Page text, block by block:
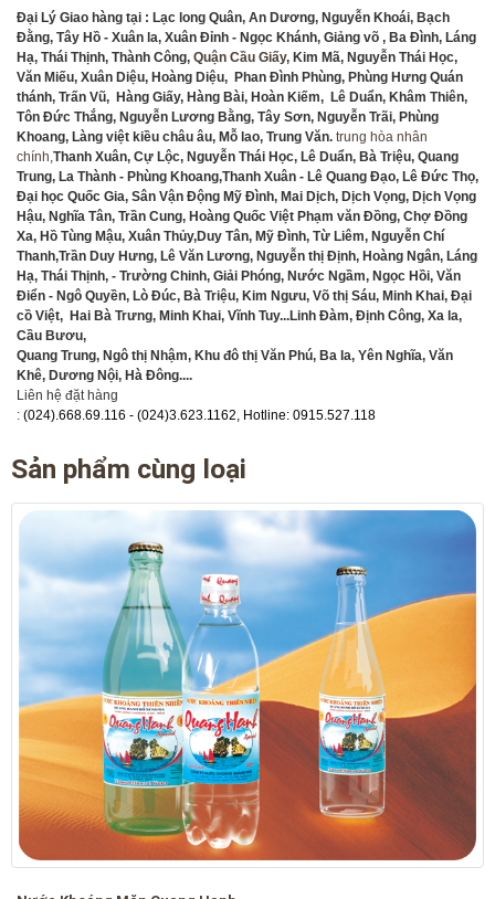
Đại Lý Giao hàng tại : Lạc long Quân, An Dương, Nguyễn Khoái, Bạch
Đằng, Tây Hồ - Xuân la, Xuân Đỉnh - Ngọc Khánh, Giảng võ , Ba Đình, Láng
Hạ, Thái Thịnh, Thành Công, Quận Cầu Giấy, Kim Mã, Nguyễn Thái Học,
Văn Miếu, Xuân Diệu, Hoàng Diệu, Phan Đình Phùng, Phùng Hưng Quán
thánh, Trấn Vũ, Hàng Giấy, Hàng Bài, Hoàn Kiếm, Lê Duẩn, Khâm Thiên,
Tôn Đức Thắng, Nguyễn Lương Bằng, Tây Sơn, Nguyễn Trãi, Phùng
Khoang, Làng việt kiều châu âu, Mỗ lao, Trung Văn. trung hòa nhân
chính,Thanh Xuân, Cự Lộc, Nguyễn Thái Học, Lê Duẩn, Bà Triệu, Quang
Trung, La Thành - Phùng Khoang,Thanh Xuân - Lê Quang Đạo, Lê Đức Thọ,
Đại học Quốc Gia, Sân Vận Động Mỹ Đình, Mai Dịch, Dịch Vọng, Dịch Vọng
Hậu, Nghĩa Tân, Trần Cung, Hoàng Quốc Việt Phạm văn Đồng, Chợ Đồng
Xa, Hồ Tùng Mậu, Xuân Thủy,Duy Tân, Mỹ Đình, Từ Liêm, Nguyễn Chí
Thanh,Trần Duy Hưng, Lê Văn Lương, Nguyễn thị Định, Hoàng Ngân, Láng
Hạ, Thái Thịnh, - Trường Chinh, Giải Phóng, Nước Ngầm, Ngọc Hồi, Văn
Điển - Ngô Quyền, Lò Đúc, Bà Triệu, Kim Ngưu, Võ thị Sáu, Minh Khai, Đại
cồ Việt, Hai Bà Trưng, Minh Khai, Vĩnh Tuy...Linh Đàm, Định Công, Xa la,
Cầu Bươu,
Quang Trung, Ngô thị Nhậm, Khu đô thị Văn Phú, Ba la, Yên Nghĩa, Văn
Khê, Dương Nội, Hà Đông....
Liên hệ đặt hàng
: (024).668.69.116 - (024)3.623.1162, Hotline: 0915.527.118
Sản phẩm cùng loại